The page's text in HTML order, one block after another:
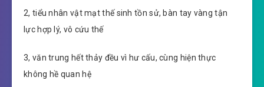
2, tiểu nhân vật mạt thế sinh tồn sử, bàn tay vàng tận
lực hợp lý, vô cứu thế
3, văn trung hết thảy đều vì hư cấu, cùng hiện thực
không hề quan hệ